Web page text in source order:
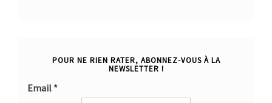
POUR NE RIEN RATER, ABONNEZ-VOUS À LA
NEWSLETTER !
Email *